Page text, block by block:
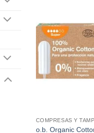
COMPRESAS Y
o.b. Organic